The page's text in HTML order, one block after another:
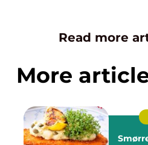
Read more
More